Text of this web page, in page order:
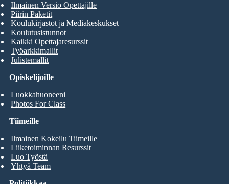
Opiskelijoille
Luokkahuoneeni
Photos For Class
Ilmainen Versio Opettajille
Piirin Paketit
Koulukirjastot ja Mediakeskukset
Koulutusistunnot
Kaikki Opettajaresurssit
Työarkkimallit
Julistemallit
Tiimeille
Ilmainen Kokeilu Tiimeille
Liiketoiminnan Resurssit
Luo Työstä
Yhtyä Team